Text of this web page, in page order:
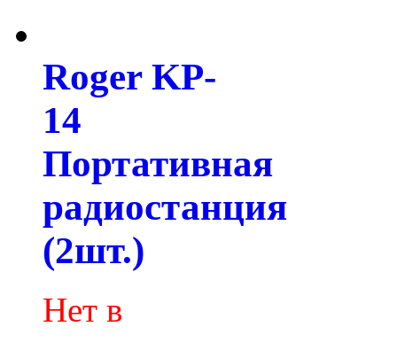
Roger KP-
14
Портативная
радиостанция
(2шт.)
Нет в